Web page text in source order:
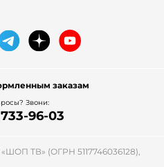
заказам
Звони:
96-03
ШОП ТВ» (ОГРН 5117746036128),